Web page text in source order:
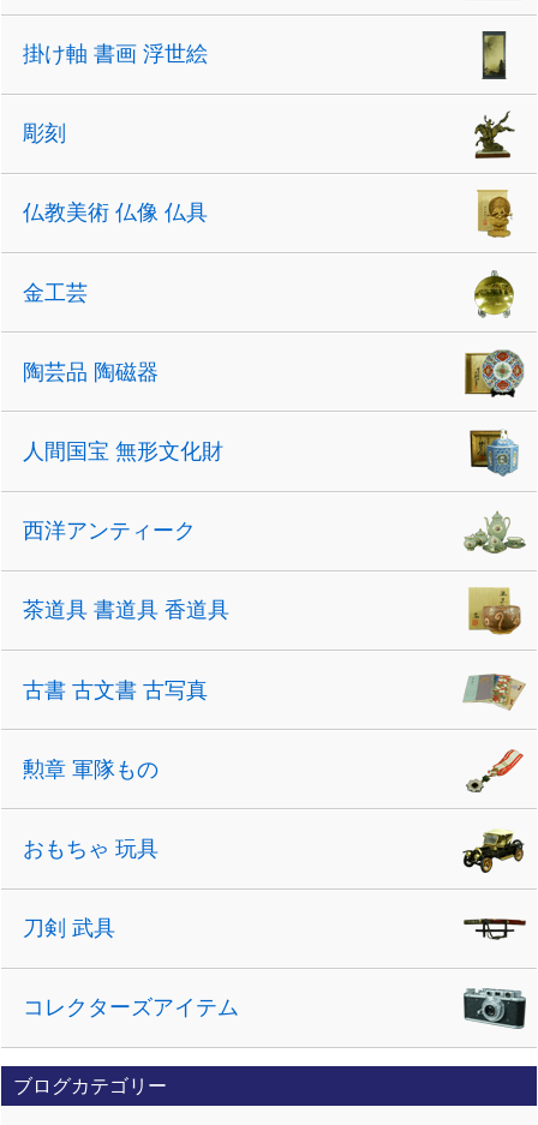
掛け軸 書画 浮世絵
彫刻
仏教美術 仏像 仏具
金工芸
陶芸品 陶磁器
人間国宝 無形文化財
西洋アンティーク
茶道具 書道具 香道具
古書 古文書 古写真
勲章 軍隊もの
おもちゃ 玩具
刀剣 武具
コレクターズアイテム
ブログカテゴリー